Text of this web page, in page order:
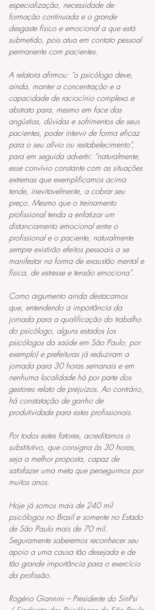
especialização, necessidade de
formação continuada e o grande
desgaste físico e emocional a que está
submetido, pois atua em contato pessoal
permanente com pacientes.
A relatora afirmou: “o psicólogo deve,
ainda, manter a concentração e a
capacidade de raciocínio complexo e
abstrato para, mesmo em face das
angústias, dúvidas e sofrimentos de seus
pacientes, poder intervir de forma eficaz
para o seu alívio ou restabelecimento”,
para em seguida advertir: “naturalmente,
esse convívio constante com as situações
extremas que exemplificamos acima
tende, inevitavelmente, a cobrar seu
preço. Mesmo que o treinamento
profissional tenda a enfatizar um
distanciamento emocional entre o
profissional e o paciente, naturalmente
sempre existirão efeitos pessoais a se
manifestar na forma de exaustão mental e
física, de estresse e tensão emociona”.
Como argumento ainda destacamos
que, entendendo a importância da
jornada para a qualificação do trabalho
do psicólogo, alguns estados (os
psicólogos da saúde em São Paulo, por
exemplo) e prefeituras já reduziram a
jornada para 30 horas semanais e em
nenhuma localidade há por parte dos
gestores relato de prejuízos. Ao contrário,
há constatação de ganho de
produtividade para estes profissionais.
Por todos estes fatores, acreditamos o
substitutivo, que consigna às 30 horas,
seja a melhor proposta, capaz de
satisfazer uma meta que perseguimos por
muitos anos.
Hoje já somos mais de 240 mil
psicólogos no Brasil e somente no Estado
de São Paulo mais de 70 mil.
Seguramente saberemos reconhecer seu
apoio a uma causa tão desejada e de
tão grande importância para o exercício
da profissão.
Rogério Giannini – Presidente do SinPsi